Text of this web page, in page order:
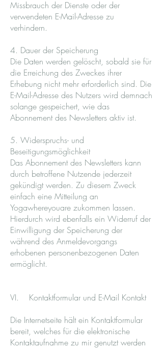
Missbrauch der Dienste oder der
verwendeten E-Mail-Adresse zu
verhindern.
4. Dauer der Speicherung
Die Daten werden gelöscht, sobald sie für
die Erreichung des Zweckes ihrer
Erhebung nicht mehr erforderlich sind. Die
E-Mail-Adresse des Nutzers wird demnach
solange gespeichert, wie das
Abonnement des Newsletters aktiv ist.
5. Widerspruchs- und
Beseitigungsmöglichkeit
Das Abonnement des Newsletters kann
durch betroffene Nutzende jederzeit
gekündigt werden. Zu diesem Zweck
einfach eine Mitteilung an
Yogawhereyouare zukommen lassen.
Hierdurch wird ebenfalls ein Widerruf der
Einwilligung der Speicherung der
während des Anmeldevorgangs
erhobenen personenbezogenen Daten
ermöglicht.
VI. Kontaktformular und E-Mail Kontakt
Die Internetseite hält ein Kontaktformular
bereit, welches für die elektronische
Kontaktaufnahme zu mir genutzt werden